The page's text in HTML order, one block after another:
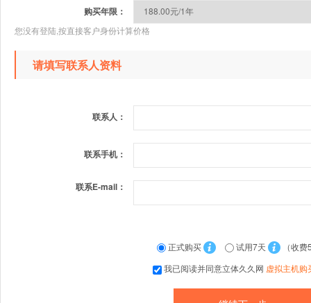
购买年限：
您没有登陆,按直接客户身份计算价格
请填写联系人资料
联系人：
联系手机：
联系E-mail：
正式购买 试用7天
（收费
我已阅读并同意立体久久网 虚拟主机购